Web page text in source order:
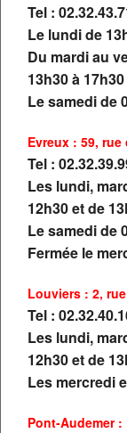
THÉMATIQUE
DURÉE
FLEXIBILITÉ
UN RÉSEAU
SERVICE
Voyages Paris
Tel :
Le lundi de
Du mardi au
13h30 à 17h30
Le samedi de
Evreux : 59,
Tel :
Les lundi,
12h30 et de
Le samedi de
Fermée le
Louviers : 2,
Tel :
Les lundi,
12h30 et de
Les mercredi
Pont-Audemer